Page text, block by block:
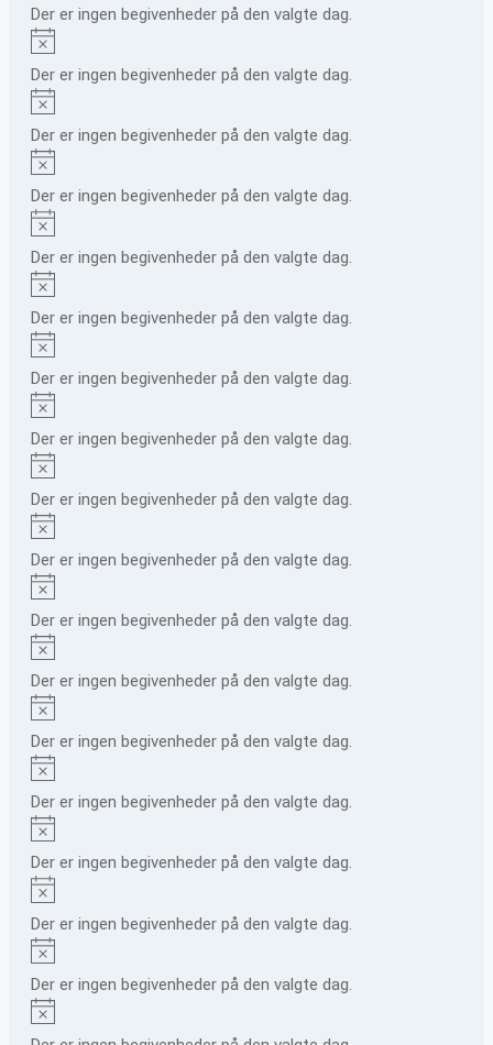
Der er ingen begivenheder på den valgte dag.
Notice
Der er ingen begivenheder på den valgte dag.
Notice
Der er ingen begivenheder på den valgte dag.
Notice
Der er ingen begivenheder på den valgte dag.
Notice
Der er ingen begivenheder på den valgte dag.
Notice
Der er ingen begivenheder på den valgte dag.
Notice
Der er ingen begivenheder på den valgte dag.
Notice
Der er ingen begivenheder på den valgte dag.
Notice
Der er ingen begivenheder på den valgte dag.
Notice
Der er ingen begivenheder på den valgte dag.
Notice
Der er ingen begivenheder på den valgte dag.
Notice
Der er ingen begivenheder på den valgte dag.
Notice
Der er ingen begivenheder på den valgte dag.
Notice
Der er ingen begivenheder på den valgte dag.
Notice
Der er ingen begivenheder på den valgte dag.
Notice
Der er ingen begivenheder på den valgte dag.
Notice
Der er ingen begivenheder på den valgte dag.
Notice